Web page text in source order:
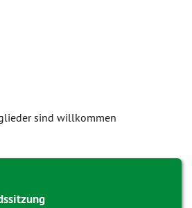
sind willkommen